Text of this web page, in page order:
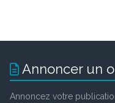
Annoncer un
Annoncez votre